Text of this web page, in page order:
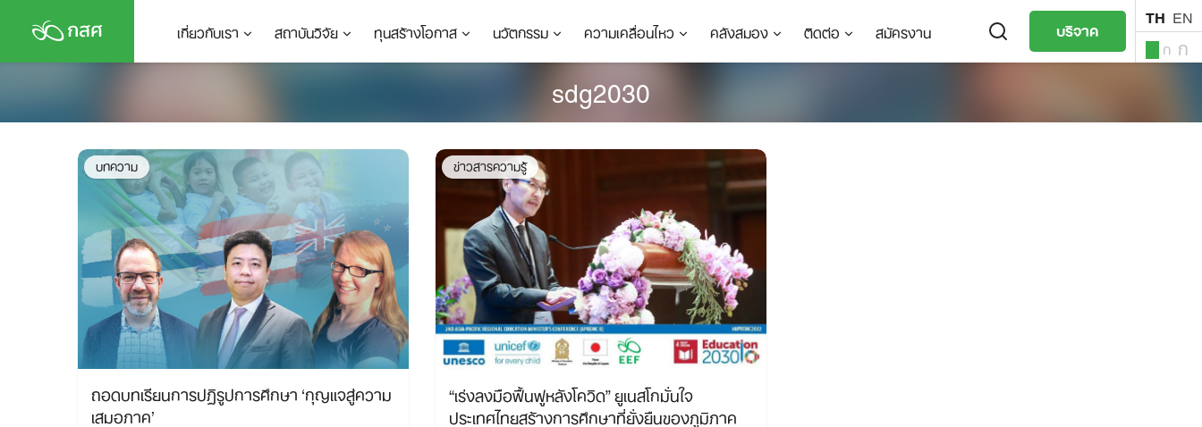
content
เกี่ยวกับเรา สถาบันวิจัย ทุนสร้างโอกาส นวัตกรรม ความเคลื่อนไหว คลังสมอง ติดต่อ สมัครงาน บริจาค TH EN
ก ก
sdg2030
บทความ
ถอดบทเรียนการปฏิรูปการศึกษา ‘กุญแจสู่ความ
เสมอภาค’
ข่าวสารความรู้
“เร่งลงมือฟื้นฟูหลังโควิด” ยูเนสโกมั่นใจ
ประเทศไทยสร้างการศึกษาที่ยั่งยืนของภูมิภาค